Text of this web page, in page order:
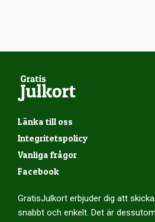
Länka till oss
Integritetspolicy
Vanliga frågor
Facebook
GratisJulkort erbjuder dig att
snabbt och enkelt. Det är